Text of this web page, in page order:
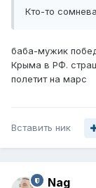
Кто-то
баба-мужик
Крыма в РФ.
полетит на марс
Вставить ник
Nag